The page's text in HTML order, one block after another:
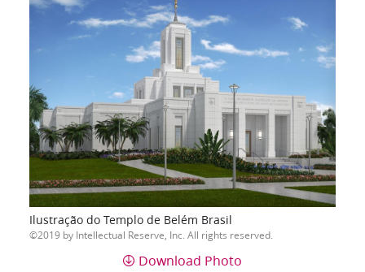
Ilustração do Templo de Belém Brasil
2019 by Intellectual Reserve, Inc. All rights reserved.
Download Photo